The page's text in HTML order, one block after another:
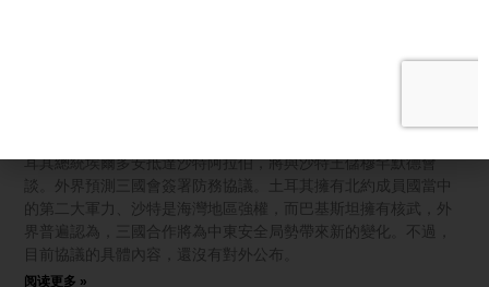
耳其總統埃爾多安抵達沙特阿拉伯，將與沙特王儲穆罕默德會
談。外界預測三國會簽署防務協議。土耳其擁有北約成員國當中
的第二大軍力、沙特是海灣地區強權，而巴基斯坦擁有核武，外
界普遍認為，三國合作將為中東安全局勢帶來新的變化。不過，
目前協議的具體內容，還沒有對外公布。
阅读更多 »